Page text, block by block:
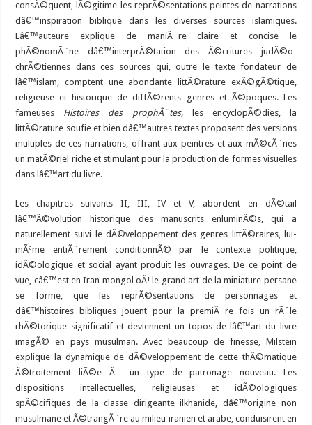
consÃ©quent, lÃ©gitime les reprÃ©sentations peintes de narrations
dâ€™inspiration biblique dans les diverses sources islamiques.
Lâ€™auteure explique de maniÃ¨re claire et concise le
phÃ©nomÃ¨ne dâ€™interprÃ©tation des Ã©critures judÃ©o-
chrÃ©tiennes dans ces sources qui, outre le texte fondateur de
lâ€™islam, comptent une abondante littÃ©rature exÃ©gÃ©tique,
religieuse et historique de diffÃ©rents genres et Ã©poques. Les
fameuses Histoires des prophÃ¨tes,
les encyclopÃ©dies, la
littÃ©rature soufie et bien dâ€™autres textes proposent des versions
multiples de ces narrations, offrant aux peintres et aux mÃ©cÃ¨nes
un matÃ©riel riche et stimulant pour la production de formes visuelles
dans lâ€™art du livre.
Les chapitres suivants II, III, IV et V, abordent en dÃ©tail
lâ€™Ã©volution historique des manuscrits enluminÃ©s, qui a
naturellement suivi le dÃ©veloppement des genres littÃ©raires, lui-
mÃªme entiÃ¨rement conditionnÃ© par le contexte politique,
idÃ©ologique et social ayant produit les ouvrages. De ce point de
vue, câ€™est en Iran mongol oÃ¹ le grand art de la miniature persane
se forme, que les reprÃ©sentations de personnages et
dâ€™histoires bibliques jouent pour la premiÃ¨re fois un rÃ´le
rhÃ©torique significatif et deviennent un topos de lâ€™art du livre
imagÃ© en pays musulman. Avec beaucoup de finesse, Milstein
explique la dynamique de dÃ©veloppement de cette thÃ©matique
Ã©troitement liÃ©e Ã un type de patronage nouveau. Les
dispositions intellectuelles, religieuses et idÃ©ologiques
spÃ©cifiques de la classe dirigeante ilkhanide, dâ€™origine non
musulmane et Ã©trangÃ¨re au milieu iranien et arabe, conduisirent en